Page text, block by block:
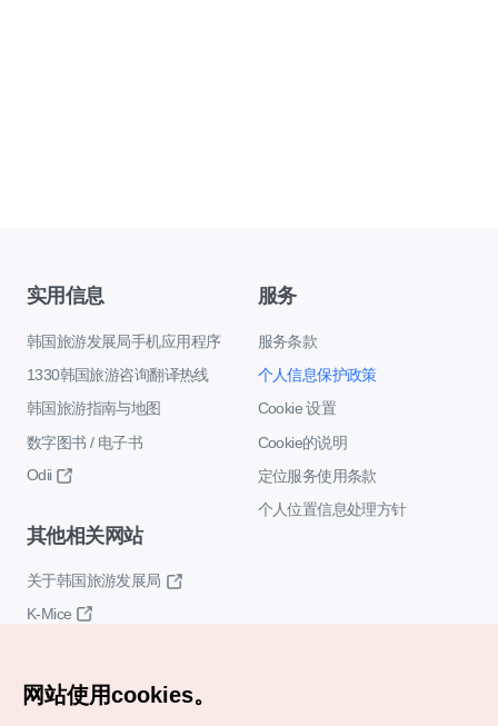
实用信息
韩国旅游发展局手机应用程序
1330韩国旅游咨询翻译热线
韩国旅游指南与地图
数字图书 / 电子书
Odii
服务
服务条款
个人信息保护政策
Cookie 设置
Cookie的说明
定位服务使用条款
个人位置信息处理方针
其他相关网站
关于韩国旅游发展局
K-Mice
网站使用cookies。